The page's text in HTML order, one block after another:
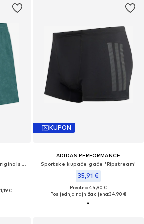
Surferske kupaće hlače 'O'riginals Cali Ocean 16'
€
KUPON
ADIDAS PERFORMANCE
Sportske kupaće gaće 'Ripstream'
35,91 €
Prvotno: 44,90 €
Posljednja najniža cijena:34,90 €